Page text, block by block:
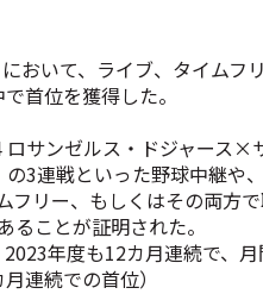
おいて、ライブ、タイムフ
首位を獲得した。
サンゼルス・ドジャース×
3連戦といった野球中継や
フリー、もしくはその両方
ことが証明された。
年度も12カ月連続で、
連続での首位）